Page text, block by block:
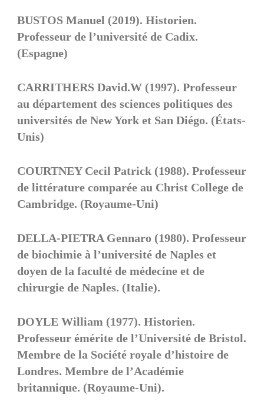
BUSTOS Manuel (2019). Historien.
Professeur de l’université de Cadix.
(Espagne)
CARRITHERS David.W (1997). Professeur
au département des sciences politiques des
universités de New York et San Diégo. (États-
Unis)
COURTNEY Cecil Patrick (1988). Professeur
de littérature comparée au Christ College de
Cambridge. (Royaume-Uni)
DELLA-PIETRA Gennaro (1980). Professeur
de biochimie à l’université de Naples et
doyen de la faculté de médecine et de
chirurgie de Naples. (Italie).
DOYLE William (1977). Historien.
Professeur émérite de l’Université de Bristol.
Membre de la Société royale d’histoire de
Londres. Membre de l’Académie
britannique. (Royaume-Uni).